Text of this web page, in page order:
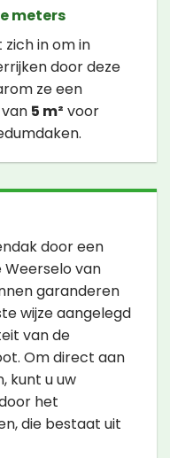
meters
in om in
door deze
ze een
5 m² voor
door een
van
garanderen
wijze aangelegd
van de
Om direct aan
kunt u uw
het
die bestaat uit